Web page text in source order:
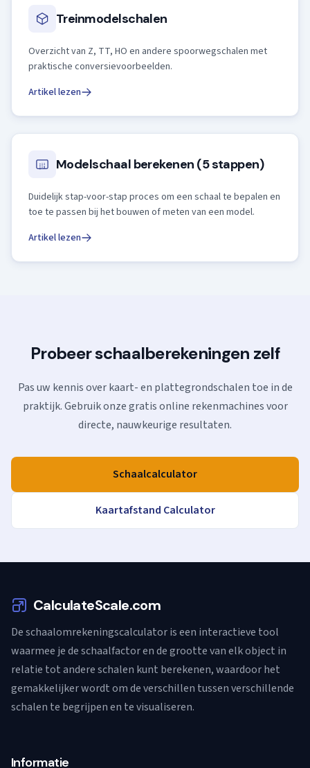
Treinmodelschalen
Overzicht van Z, TT, HO en andere spoorwegschalen met
praktische conversievoorbeelden.
Artikel lezen
Modelschaal berekenen (5 stappen)
Duidelijk stap-voor-stap proces om een schaal te bepalen en
toe te passen bij het bouwen of meten van een model.
Artikel lezen
Probeer schaalberekeningen zelf
Pas uw kennis over kaart- en plattegrondschalen toe in de
praktijk. Gebruik onze gratis online rekenmachines voor
directe, nauwkeurige resultaten.
Schaalcalculator
Kaartafstand Calculator
CalculateScale.com
De schaalomrekeningscalculator is een interactieve tool
waarmee je de schaalfactor en de grootte van elk object in
relatie tot andere schalen kunt berekenen, waardoor het
gemakkelijker wordt om de verschillen tussen verschillende
schalen te begrijpen en te visualiseren.
Informatie